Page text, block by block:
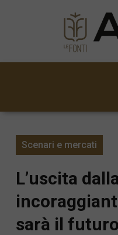
Scenari e mercati
L’uscita
sarà il futuro